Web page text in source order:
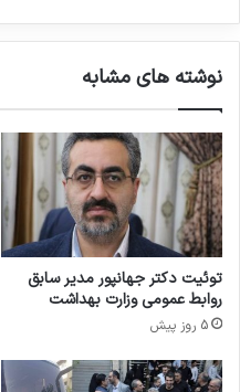
ب
ا
ش
ت
ر
ا
ب
ر
د
ا
ر
د
ه
ا
ر
ت
پ
ز
ش
ا
ن
گ
ف
ت
نوشته های مشابه
توئیت دکتر جهانپور مدیر سابق
روابط عمومی وزارت بهداشت
5 روز پیش